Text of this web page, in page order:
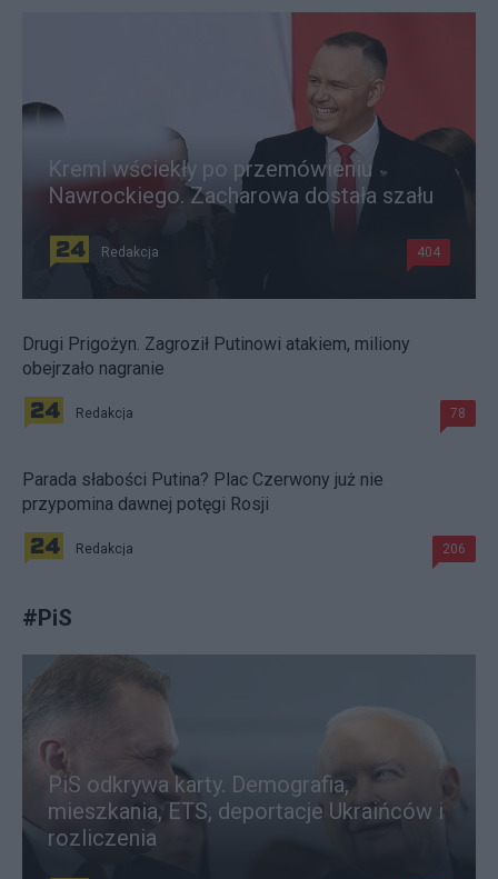
Kreml wściekły po przemówieniu
Nawrockiego. Zacharowa dostała szału
Redakcja 404
Drugi Prigożyn. Zagroził Putinowi atakiem, miliony
obejrzało nagranie
Redakcja 78
Parada słabości Putina? Plac Czerwony już nie
przypomina dawnej potęgi Rosji
Redakcja 206
#PiS
PiS odkrywa karty. Demografia,
mieszkania, ETS, deportacje Ukraińców i
rozliczenia